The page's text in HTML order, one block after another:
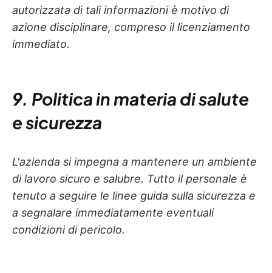
autorizzata di tali informazioni è motivo di
azione disciplinare, compreso il licenziamento
immediato.
9. Politica in materia di salute
e sicurezza
L'azienda si impegna a mantenere un ambiente
di lavoro sicuro e salubre. Tutto il personale è
tenuto a seguire le linee guida sulla sicurezza e
a segnalare immediatamente eventuali
condizioni di pericolo.